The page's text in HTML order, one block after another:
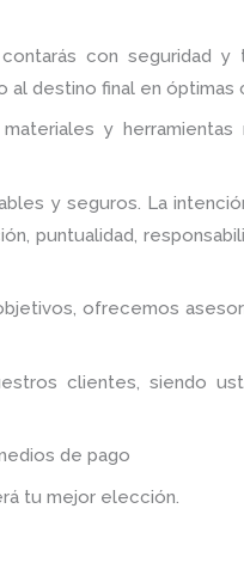
contarás con seguridad y
destino final en óptimas
y herramientas
y seguros. La
puntualidad,
ofrecemos
clientes, siendo
de pago
tu mejor elección.